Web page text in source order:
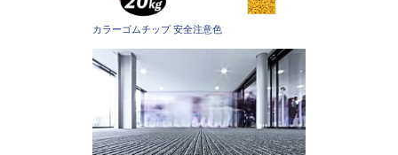
カラーゴムチップ 安全注意色